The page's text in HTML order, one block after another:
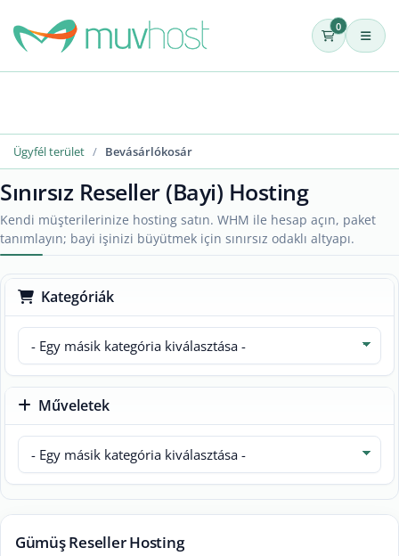
0
Ügyfél terület Bevásárlókosár
Sınırsız Reseller (Bayi) Hosting
Kendi müşterilerinize hosting satın. WHM ile hesap açın, paket
tanımlayın; bayi işinizi büyütmek için sınırsız odaklı altyapı.
Kategóriák
Műveletek
Gümüş Reseller Hosting